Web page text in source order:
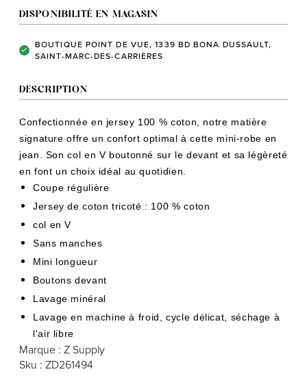
DISPONIBILITÉ EN MAGASIN
BOUTIQUE POINT DE VUE, 1339 BD BONA DUSSAULT,
SAINT-MARC-DES-CARRIÈRES
DESCRIPTION
Confectionnée en jersey 100 % coton, notre matière
signature offre un confort optimal à cette mini-robe en
jean. Son col en V boutonné sur le devant et sa légèreté
en font un choix idéal au quotidien.
Coupe régulière
Jersey de coton tricoté : 100 % coton
col en V
Sans manches
Mini longueur
Boutons devant
Lavage minéral
Lavage en machine à froid, cycle délicat, séchage à
l'air libre
Marque : Z Supply
Sku : ZD261494